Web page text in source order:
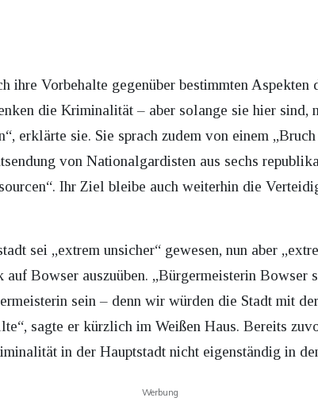
ihre Vorbehalte gegenüber bestimmten Aspekten
die Kriminalität – aber solange sie hier sind,
erklärte sie. Sie sprach zudem von einem
von Nationalgardisten aus sechs
Ihr Ziel bleibe auch weiterhin die
sei „extrem unsicher“ gewesen, nun aber
Bowser auszuüben. „Bürgermeisterin Bowser
sein – denn wir würden die Stadt mit
sagte er kürzlich im Weißen Haus. Bereits
in der Hauptstadt nicht eigenständig in
Werbung